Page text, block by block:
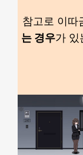
참고로 이따
는 경우가 있